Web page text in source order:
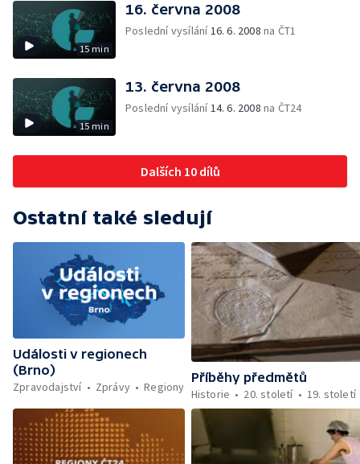
15 min
16. června 2008
Poslední vysílání16. 6. 2008 na ČT1
15 min
13. června 2008
Poslední vysílání14. 6. 2008 na ČT24
Dalších 10 dílů
Ostatní také sledují
Události v regionech
(Brno)
Zpravodajství
Zprávy Regiony
Příběhy předmětů
Historie
20. století 19. století